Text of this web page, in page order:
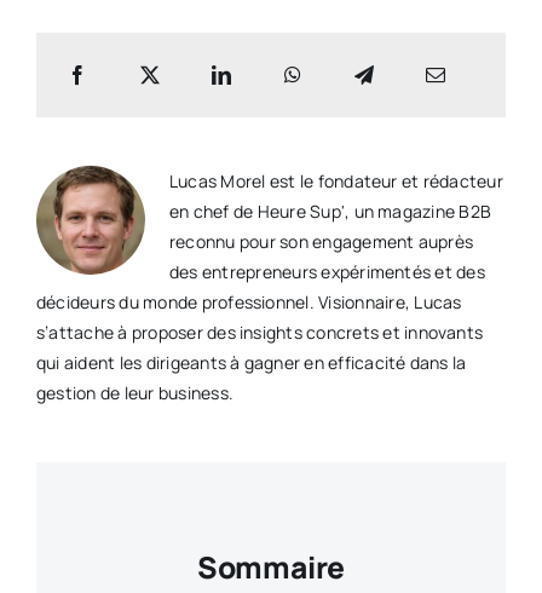
Lucas Morel est le fondateur et rédacteur
en chef de Heure Sup', un magazine B2B
reconnu pour son engagement auprès
des entrepreneurs expérimentés et des
décideurs du monde professionnel. Visionnaire, Lucas
s’attache à proposer des insights concrets et innovants
qui aident les dirigeants à gagner en efficacité dans la
gestion de leur business.
Sommaire